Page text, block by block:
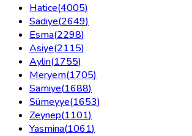
Hatice(4005)
Sadiye(2649)
Esma(2298)
Asiye(2115)
Aylin(1755)
Meryem(1705)
Samiye(1688)
Sümeyye(1653)
Zeynep(1101)
Yasmina(1061)